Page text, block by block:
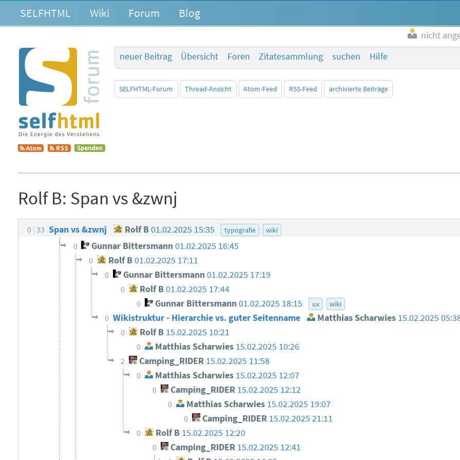
SELFHTML Wiki Forum Blog
nicht
neuer Beitrag
Übersicht Foren Zitatesammlung suchen Hilfe
SELFHTML-Forum Thread-Ansicht Atom-Feed RSS-Feed archivierte Beiträge
Rolf B: Span vs &zwnj
0 33 Span vs &zwnj Rolf B01.02.2025 15:35 typografie wiki
0 Gunnar Bittersmann01.02.2025 16:45
0 Rolf B01.02.2025 17:11
0 Gunnar Bittersmann01.02.2025 17:19
0 Rolf B 01.02.2025 17:44
0 Gunnar Bittersmann 01.02.2025 18:15 ux wiki
0 Wikistruktur - Hierarchie vs. guter Seitenname Matthias Scharwies 15.02.2025
0 Rolf B 15.02.2025 10:21
0 Matthias Scharwies 15.02.2025 10:26
2 Camping_RIDER 15.02.2025 11:58
0 Matthias Scharwies 15.02.2025 12:07
0 Camping_RIDER 15.02.2025 12:12
0 Matthias Scharwies 15.02.2025 19:07
0 Camping_RIDER 15.02.2025 21:11
0 Rolf B 15.02.2025 12:20
0 Camping_RIDER 15.02.2025 12:41